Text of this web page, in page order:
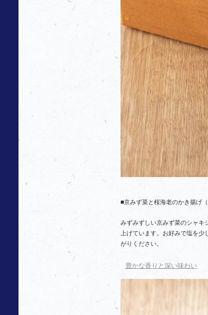
■京みず菜と桜海老のかき揚げ（
みずみずしい京みず菜のシャキ
上げています。お好みで塩を少
がりください。
豊かな香りと深い味わい